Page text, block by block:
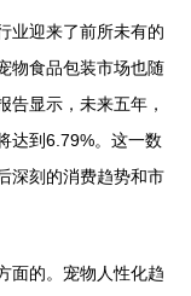
业迎来了前所未有的
物食品包装市场也随
告显示，未来五年，
达到6.79%。这一数
深刻的消费趋势和市
面的。宠物人性化趋